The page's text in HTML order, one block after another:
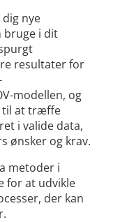
dig nye
bruge i dit
resultater for
modellen, og
til at træffe
i valide data,
ønsker og krav.
metoder i
for at udvikle
der kan